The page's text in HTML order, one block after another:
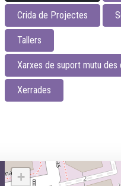
Crida de Projectes
Tallers
Xarxes de suport mutu des
Xerrades
+